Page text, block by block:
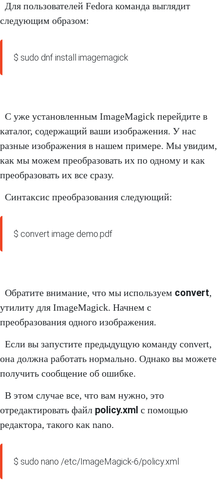
Для пользователей Fedora команда выглядит
следующим образом:
$ sudo dnf install imagemagick
С уже установленным ImageMagick перейдите в
каталог, содержащий ваши изображения. У нас
разные изображения в нашем примере. Мы увидим,
как мы можем преобразовать их по одному и как
преобразовать их все сразу.
Синтаксис преобразования следующий:
$ convert image demo.pdf
Обратите внимание, что мы используем convert,
утилиту для ImageMagick. Начнем с
преобразования одного изображения.
Если вы запустите предыдущую команду convert,
она должна работать нормально. Однако вы можете
получить сообщение об ошибке.
В этом случае все, что вам нужно, это
отредактировать файл policy.xml с помощью
редактора, такого как nano.
$ sudo nano /etc/ImageMagick-6/policy.xml